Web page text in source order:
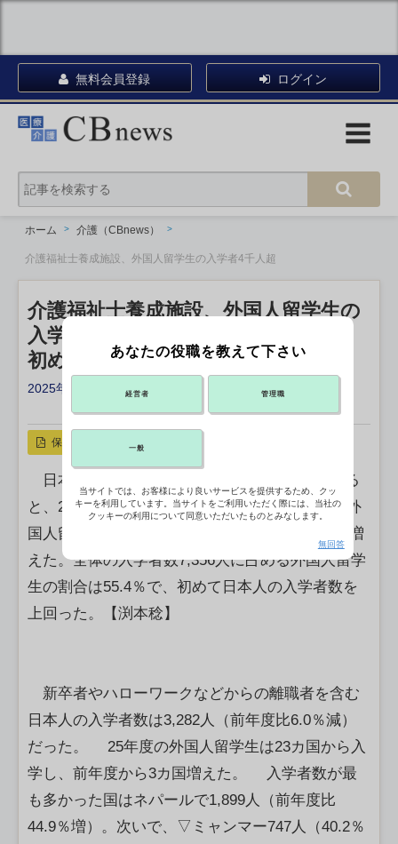
無料会員登録 ログイン
ホーム 介護（CBnews）
介護福祉士養成施設、外国人留学生の入学者4千人超
介護福祉士養成施設、外国人留学生の
入学者4千人超
初めて日本人上回る 25 年度
2025年10月21日 18:55
保存
日本介護福祉士養成施設協会（介養協）による
と、2025年度に介護福祉士養成施設に入学した外
国人留学生は4,074人となり、前年度比で33.4％増
えた。全体の入学者数7,356人に占める外国人留学
生の割合は55.4％で、初めて日本人の入学者数を
上回った。【渕本稔】
新卒者やハローワークなどからの離職者を含む
日本人の入学者数は3,282人（前年度比6.0％減）
だった。 25年度の外国人留学生は23カ国から入
学し、前年度から3カ国増えた。 入学者数が最
も多かった国はネパールで1,899人（前年度比
44.9％増）。次いで、▽ミャンマー747人（40.2％
あなたの役職を教えて下さい
経営者 管理職
一般
当サイトでは、お客様により良いサービスを提供するため、クッ
キーを利用しています。当サイトをご利用いただく際には、当社の
クッキーの利用について同意いただいたものとみなします。
無回答